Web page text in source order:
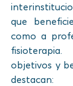
que
como a
objetivos y
destacan: